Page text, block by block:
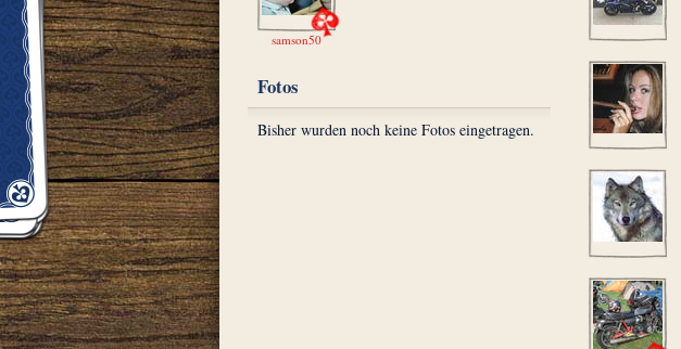
samson50
Fotos
Bisher wurden noch keine Fotos eingetragen.